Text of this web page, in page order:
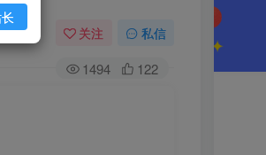
关注 私信
1494 122